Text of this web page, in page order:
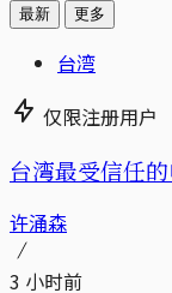
最新 更多
台湾
仅限注册用户
台湾最受信任
许涌森
3 小时前